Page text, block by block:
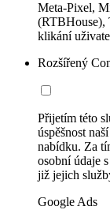
Meta-Pixel,
(RTBHouse),
klikání
Rozšířený
Přijetím této
úspěšnost
nabídku. Za
osobní údaje
již jejich
Google Ads